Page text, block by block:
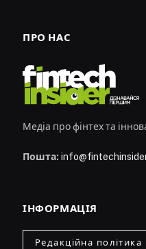
ПРО НАС
Медіа про фінтех та
Пошта:
ІНФОРМАЦІЯ
Редакційна політика